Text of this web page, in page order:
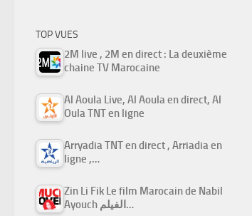
TOP VUES
2M live , 2M en direct : La deuxième
chaine TV Marocaine
Al Aoula Live, Al Aoula en direct, Al
Oula TNT en ligne
Arryadia TNT en direct , Arriadia en
ligne ,…
Zin Li Fik Le film Marocain de Nabil
Ayouch الفيلم…